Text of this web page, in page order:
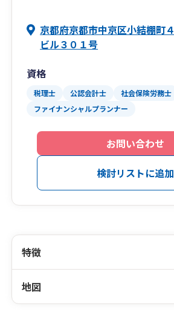
京都府京都市中京区小結棚町
ビル３０１号
資格
税理士 公認会計士
社会保険労務士
ファイナンシャルプランナー
お問い合わせ
検討リストに追加
特徴
地図